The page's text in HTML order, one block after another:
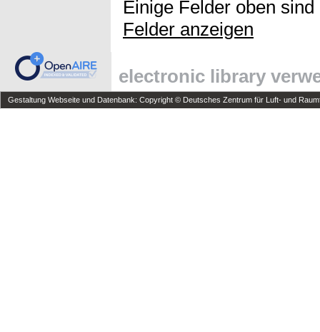
Einige Felder oben
Felder anzeigen
electronic library
Gestaltung Webseite und Datenbank: Copyright © Deutsches Zentrum für Luft- und